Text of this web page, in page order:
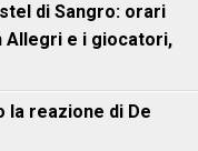
di Sangro: orari
Allegri e i giocatori,
la reazione di De